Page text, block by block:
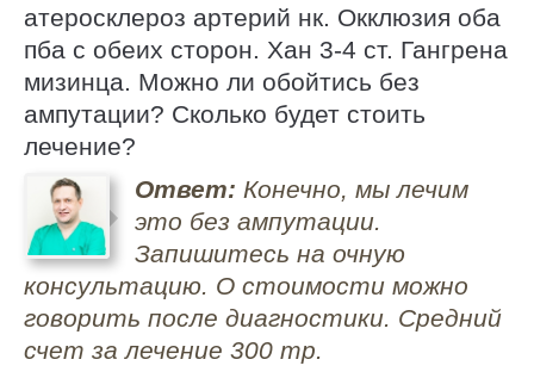
атеросклероз артерий нк. Окклюзия оба
пба с обеих сторон. Хан 3-4 ст. Гангрена
мизинца. Можно ли обойтись без
ампутации? Сколько будет стоить
лечение?
Ответ: Конечно, мы лечим
это без ампутации.
Запишитесь на очную
консультацию. О стоимости можно
говорить после диагностики. Средний
счет за лечение 300 тр.